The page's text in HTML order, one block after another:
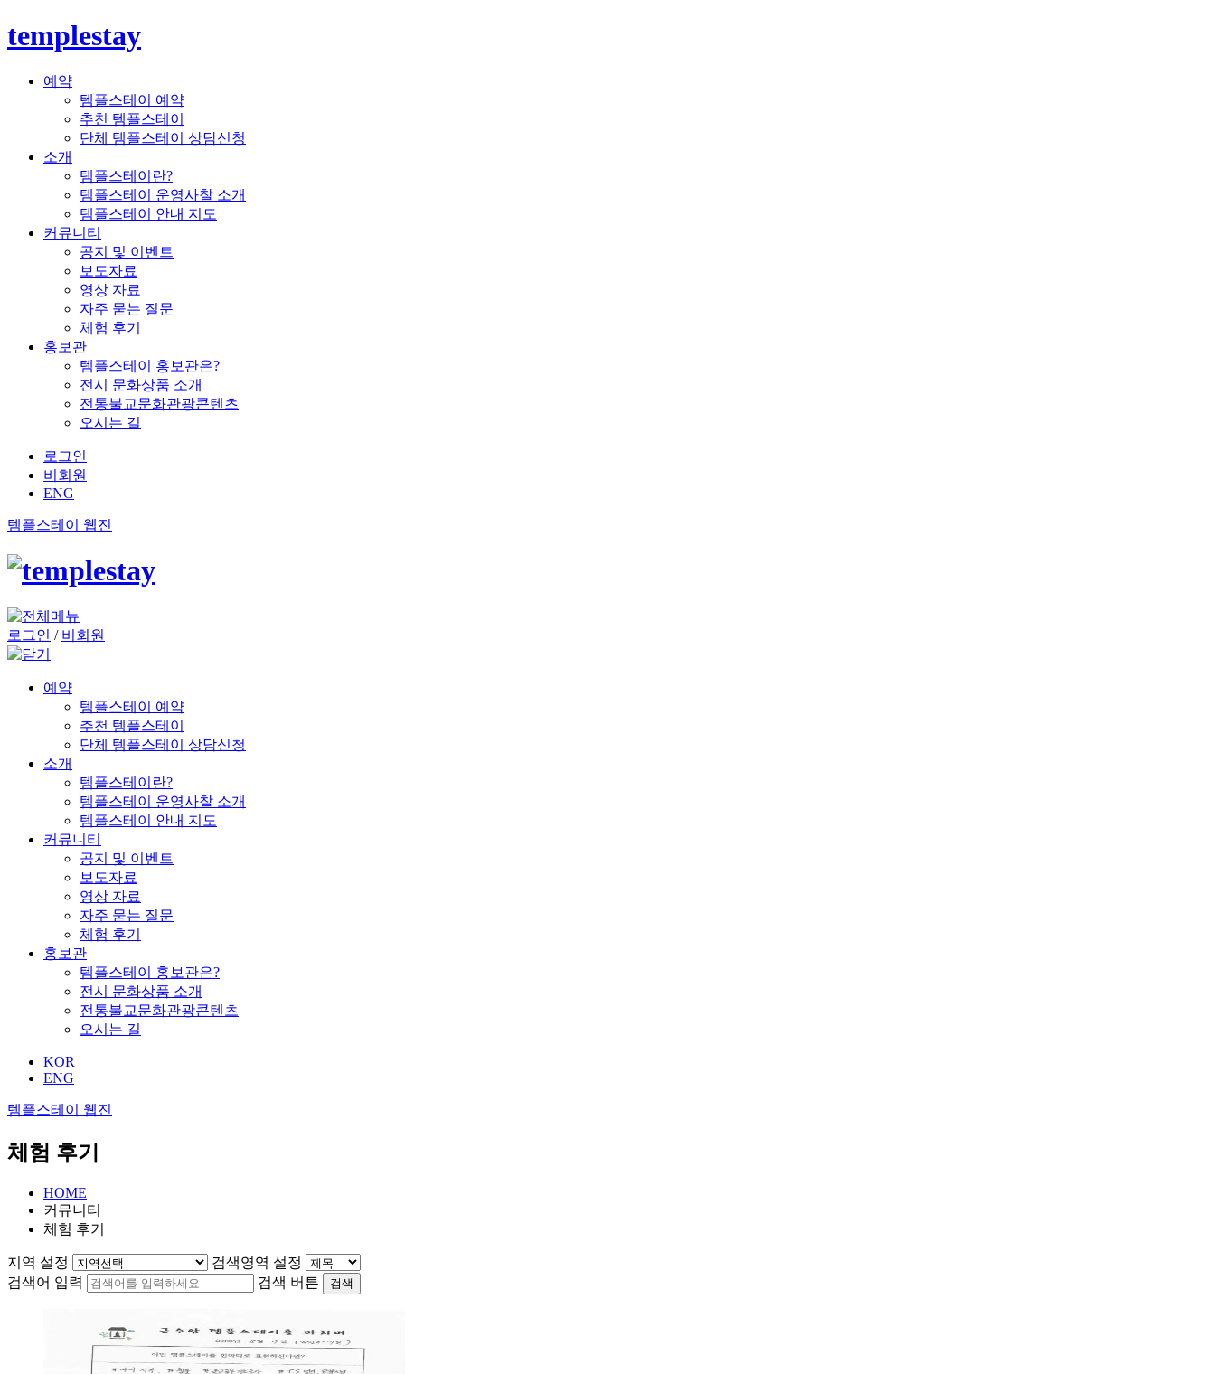
templestay
예약
템플스테이 예약
추천 템플스테이
단체 템플스테이 상담신청
소개
템플스테이란?
템플스테이 운영사찰 소개
템플스테이 안내 지도
커뮤니티
공지 및 이벤트
보도자료
영상 자료
자주 묻는 질문
체험 후기
홍보관
템플스테이 홍보관은?
전시 문화상품 소개
전통불교문화관광콘텐츠
오시는 길
로그인
비회원
ENG
템플스테이 웹진
로그인 / 비회원
예약
템플스테이 예약
추천 템플스테이
단체 템플스테이 상담신청
소개
템플스테이란?
템플스테이 운영사찰 소개
템플스테이 안내 지도
커뮤니티
공지 및 이벤트
보도자료
영상 자료
자주 묻는 질문
체험 후기
홍보관
템플스테이 홍보관은?
전시 문화상품 소개
전통불교문화관광콘텐츠
오시는 길
KOR
ENG
템플스테이 웹진
체험 후기
HOME
커뮤니티
체험 후기
지역 설정
검색영역 설정
검색어 입력
검색 버튼 검색